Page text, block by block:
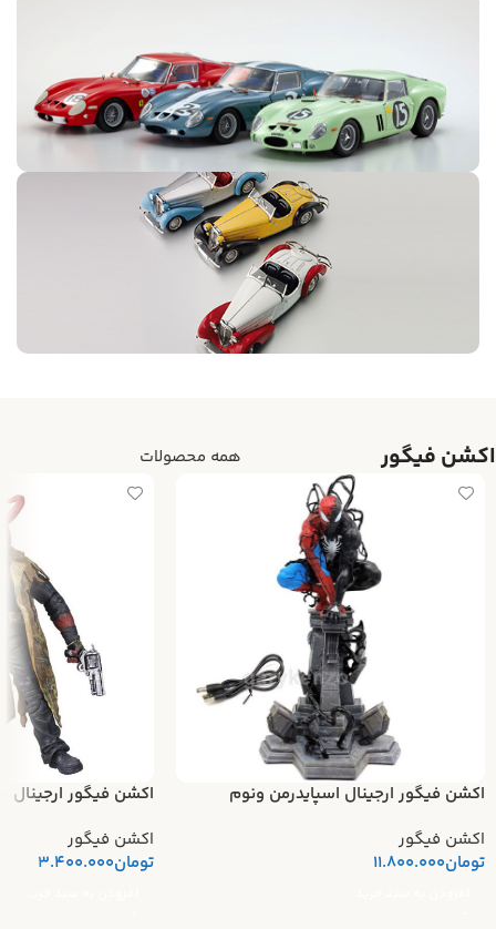
اکشن فیگور همه محصولات
اکشن فیگور ارجینال اسپایدرمن ونوم
اکشن فیگور
تومان11.800.000
اکشن فیگور
اکشن فیگور
تومان3.400.000